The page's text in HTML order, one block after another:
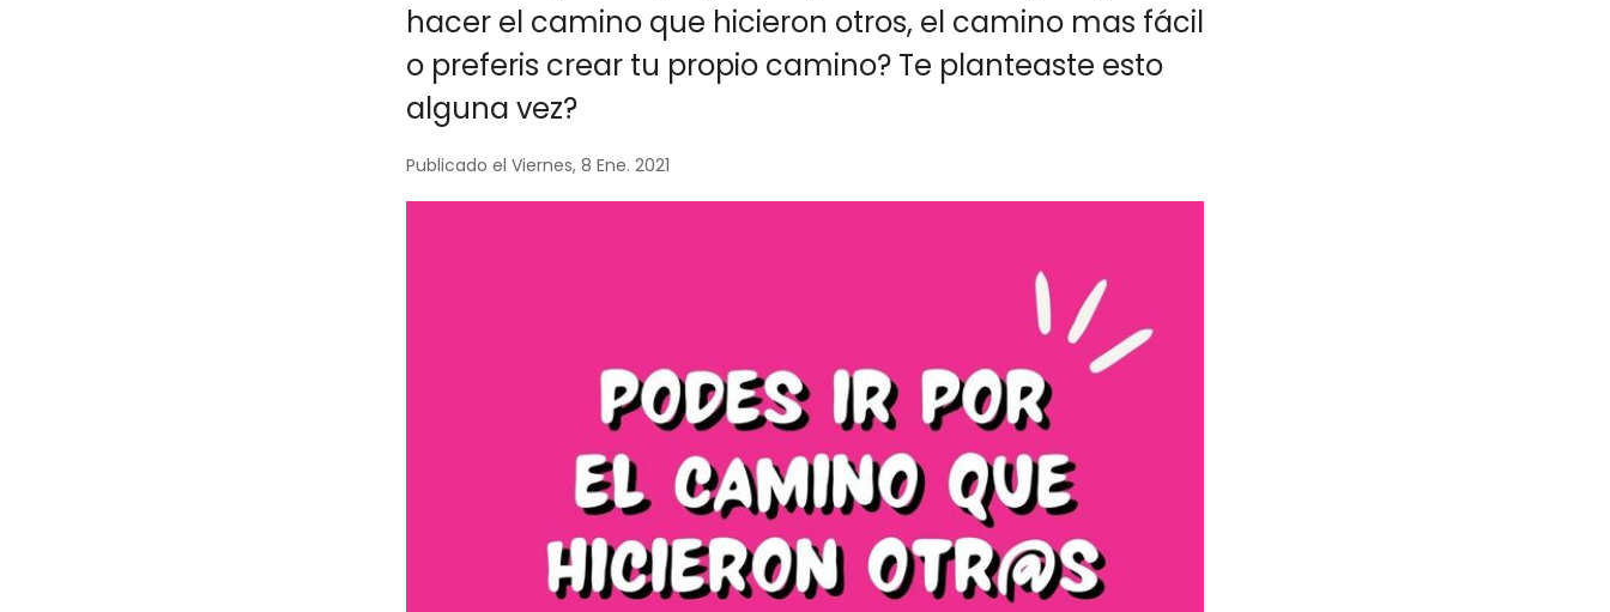
hacer el camino que hicieron otros, el camino mas fácil
o preferis crear tu propio camino? Te planteaste esto
alguna vez?
Publicado el Viernes, 8 Ene. 2021